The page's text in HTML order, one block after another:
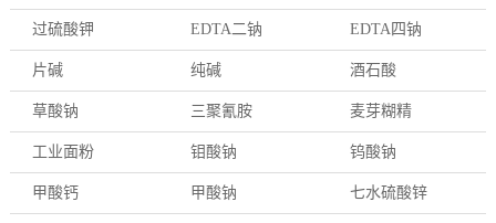
过硫酸钾 EDTA二钠 EDTA四钠
片碱 纯碱 酒石酸
草酸钠 三聚氰胺 麦芽糊精
工业面粉 钼酸钠 钨酸钠
甲酸钙 甲酸钠 七水硫酸锌